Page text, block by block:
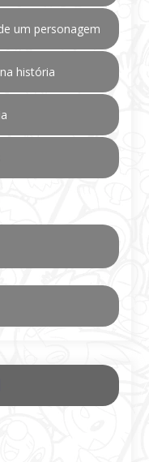
um personagem
história